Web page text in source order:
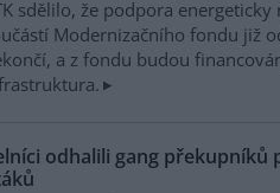
sdělilo, že podpora
Modernizačního fondu již
a z fondu budou
odhalili gang překupníků